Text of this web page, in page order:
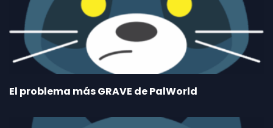
El problema más GRAVE de PalWorld